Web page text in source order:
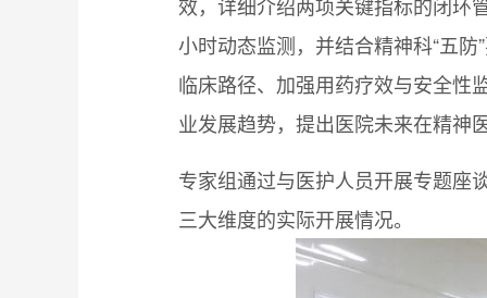
小时动态监测，并结合精神科“五
临床路径、加强用药疗效与安全性
业发展趋势，提出医院未来在精神
专家组通过与医护人员开展专题座
三大维度的实际开展情况。